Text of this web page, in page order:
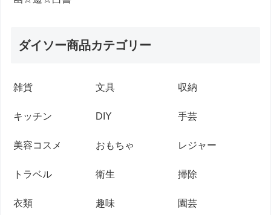
ダイソー商品カテゴリー
雑貨 文具 収納
キッチン DIY 手芸
美容コスメ おもちゃ レジャー
トラベル 衛生 掃除
衣類 趣味 園芸